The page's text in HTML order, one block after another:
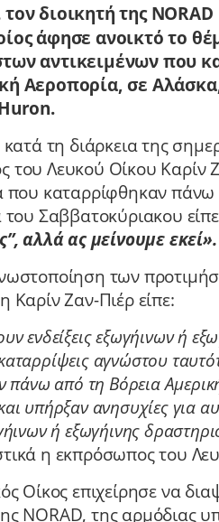
διοικητή τηςNORAD
άφησε ανοικτό το
αντικειμένων που
Αεροπορία, σε
.
κατά τη διάρκεια της
του Λευκού Οίκου Καρίν
που καταρρίφθηκαν
του Σαββατοκύριακου
αλλά ας μείνουμε εκεί».
των
Καρίν Ζαν-Πιέρ είπε:
ενδείξεις εξωγήινων ή
αγνώστου
πάνω από τη Βόρεια
υπήρξαν ανησυχίες για
ή εξωγήινης
η εκπρόσωπος του
Οίκος επιχείρησε να
NORAD, της αρμόδιας